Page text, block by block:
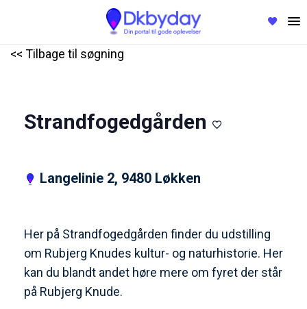
<< Tilbage til søgning
Strandfogedgården
Langelinie 2, 9480 Løkken
Her på Strandfogedgården finder du udstilling
om Rubjerg Knudes kultur- og naturhistorie. Her
kan du blandt andet høre mere om fyret der står
på Rubjerg Knude.